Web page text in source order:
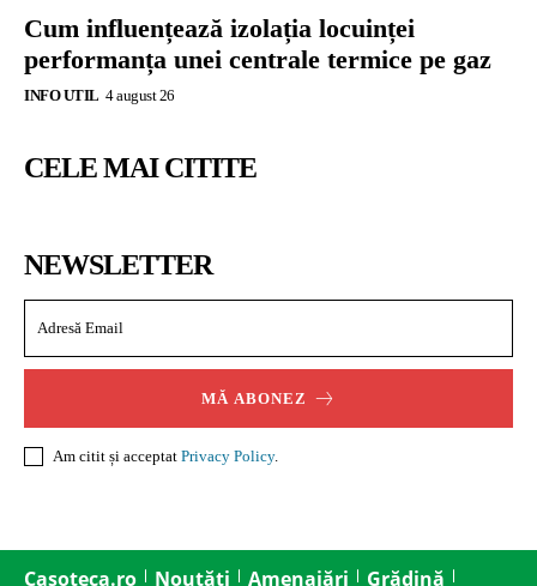
Cum influențează izolația locuinței
performanța unei centrale termice pe gaz
INFO UTIL 4 august 26
CELE MAI CITITE
NEWSLETTER
MĂ ABONEZ
Am citit și acceptat Privacy Policy.
Casoteca.ro Noutăți Amenajări Grădină